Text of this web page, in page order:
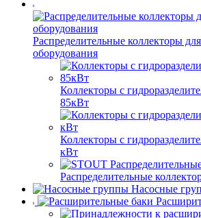
Распределительные коллекторы
оборудования
Коллекторы с
85кВт
Коллекторы с
кВт
Распределительные
Насосные